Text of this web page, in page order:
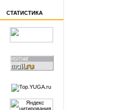
СТАТИСТИКА